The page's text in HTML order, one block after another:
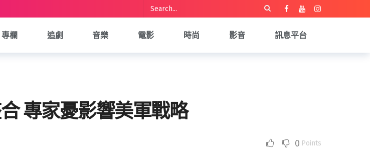
專欄 追劇 音樂 電影 時尚 影音 訊息平台
專家憂影響美軍戰略
0 Points